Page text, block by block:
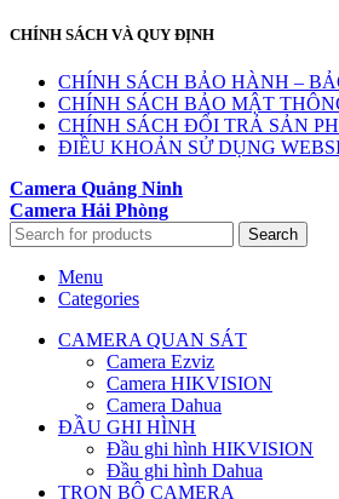
CHÍNH SÁCH VÀ QUY ĐỊNH
CHÍNH SÁCH BẢO HÀNH –
CHÍNH SÁCH BẢO MẬT
CHÍNH SÁCH ĐỔI TRẢ SẢN
ĐIỀU KHOẢN SỬ DỤNG
Camera Quảng Ninh
Camera Hải Phòng
Search
Menu
Categories
CAMERA QUAN SÁT
Camera Ezviz
Camera HIKVISION
Camera Dahua
ĐẦU GHI HÌNH
Đầu ghi hình HIKVISION
Đầu ghi hình Dahua
TRỌN BỘ CAMERA